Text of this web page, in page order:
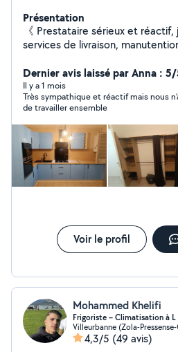
Présentation
《 Prestataire sérieux et
services de livraison,
des tarifs accessibles disponible
Dernier avis laissé par Anna :
Il y a 1 mois
Très sympathique et réactif mais nous
de travailler ensemble
Voir le profil
Mohammed Khelifi
Frigoriste – Climatisation à L
Villeurbanne (Zola-
4,3/5 (49 avis)